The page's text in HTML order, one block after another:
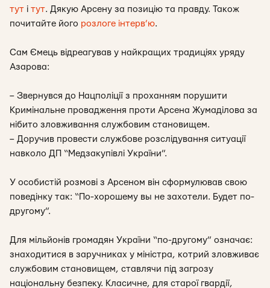
тут і тут. Дякую Арсену за позицію та правду. Також
почитайте його розлоге інтерв’ю.
Сам Ємець відреагував у найкращих традиціях уряду
Азарова:
– Звернувся до Нацполіції з проханням порушити
Кримінальне провадження проти Арсена Жумаділова за
нібито зловживання службовим становищем.
– Доручив провести службове розслідування ситуації
навколо ДП “Медзакупівлі України”.
У особистій розмові з Арсеном він сформулював свою
поведінку так: “По-хорошему вы не захотели. Будет по-
другому”.
Для мільйонів громадян України “по-другому” означає:
знаходитися в заручниках у міністра, котрий зловживає
службовим становищем, ставлячи під загрозу
національну безпеку. Класичне, для старої гвардії,